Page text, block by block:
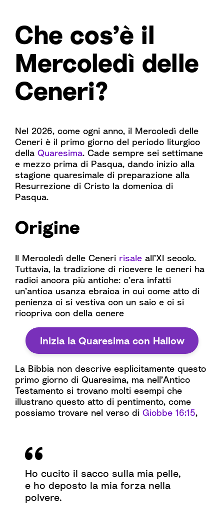
Che cos’è il
Mercoledì delle
Ceneri?
Nel 2026, come ogni anno, il Mercoledì delle
Ceneri è il primo giorno del periodo liturgico
della Quaresima. Cade sempre sei settimane
e mezzo prima di Pasqua, dando inizio alla
stagione quaresimale di preparazione alla
Resurrezione di Cristo la domenica di
Pasqua.
Origine
Il Mercoledì delle Ceneri risale all’XI secolo.
Tuttavia, la tradizione di ricevere le ceneri ha
radici ancora più antiche: c’era infatti
un’antica usanza ebraica in cui come atto di
penienza ci si vestiva con un saio e ci si
ricopriva con della cenere
Inizia la Quaresima con Hallow
La Bibbia non descrive esplicitamente questo
primo giorno di Quaresima, ma nell’Antico
Testamento si trovano molti esempi che
illustrano questo atto di pentimento, come
possiamo trovare nel verso di Giobbe 16:15,
Ho cucito il sacco sulla mia pelle,
e ho deposto la mia forza nella
polvere.